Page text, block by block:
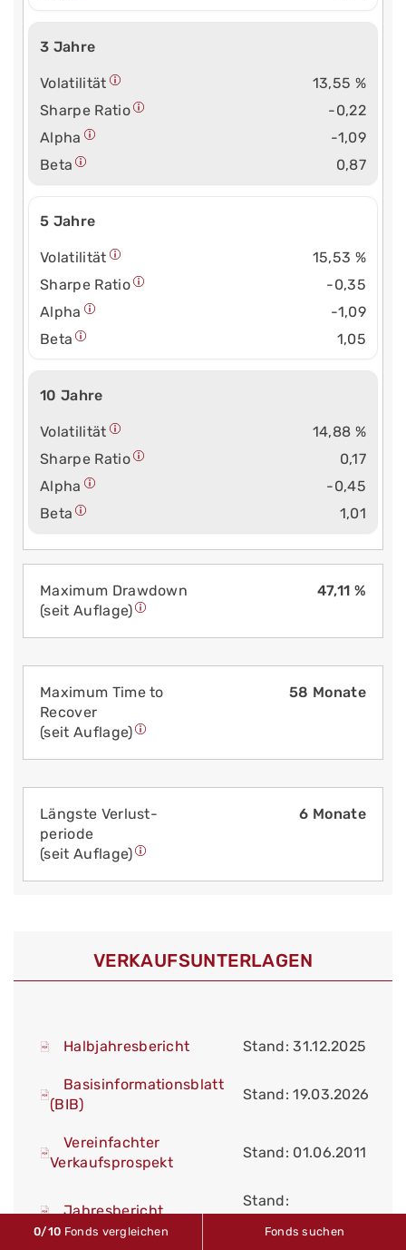
3 Jahre
Volatilität
13,55 %
Sharpe Ratio
-0,22
Alpha
-1,09
Beta
0,87
5 Jahre
Volatilität
15,53 %
Sharpe Ratio
-0,35
Alpha
-1,09
Beta
1,05
10 Jahre
Volatilität
14,88 %
Sharpe Ratio
0,17
Alpha
-0,45
Beta
1,01
Maximum Drawdown
(seit Auflage)
47,11 %
Maximum Time to
Recover
(seit Auflage)
58 Monate
Längste Verlust­
periode
(seit Auflage)
6 Monate
VERKAUFS­UNTERLAGEN
Halbjahresbericht Stand: 31.12.2025
Basisinformationsblatt
(BIB)
Stand: 19.03.2026
Vereinfachter
Verkaufsprospekt
Stand: 01.06.2011
Jahresbericht
Stand:
0/10 Fonds vergleichen Fonds suchen